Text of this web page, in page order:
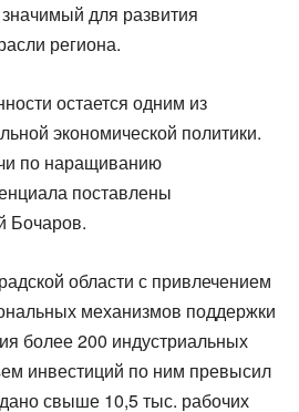
для развития
региона.
остается одним из
экономической политики.
по наращиванию
поставлены
Бочаров.
области с привлечением
механизмов поддержки
более 200 индустриальных
инвестиций по ним превысил
свыше 10,5 тыс. рабочих